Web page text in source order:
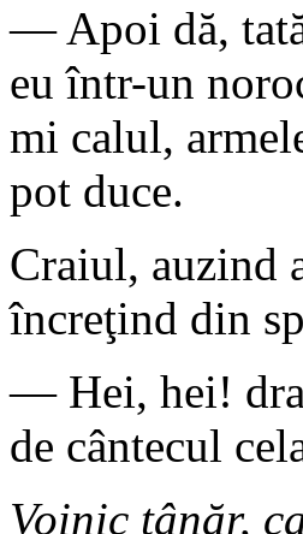
— Apoi dă,
eu într-un
mi calul,
pot duce.
Craiul, auzind
încreţind din
— Hei, hei!
de cântecul
Voinic tânăr,